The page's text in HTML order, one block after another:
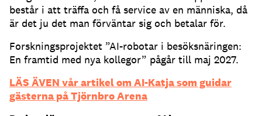
består i att träffa och få service av en människa, då
är det ju det man förväntar sig och betalar för.
Forskningsprojektet ”AI-robotar i besöksnäringen:
En framtid med nya kollegor” pågår till maj 2027.
LÄS ÄVEN vår artikel om AI-Katja som guidar
gästerna på Tjörnbro Arena